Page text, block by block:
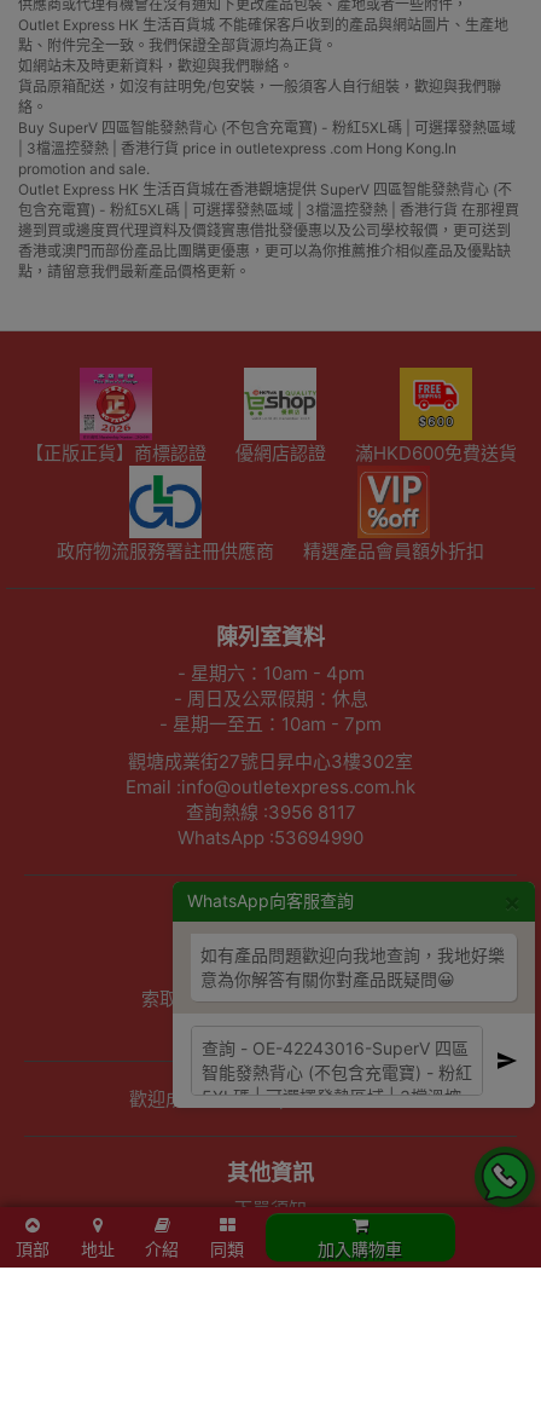
供應商或代理有機會在沒有通知下更改產品包裝、產地或者一些附件，
Outlet Express HK 生活百貨城 不能確保客戶收到的產品與網站圖片、生產地
點、附件完全一致。我們保證全部貨源均為正貨。
如網站未及時更新資料，歡迎與我們聯絡。
貨品原箱配送，如沒有註明免/包安裝，一般須客人自行組裝，歡迎與我們聯
絡。
Buy SuperV 四區智能發熱背心 (不包含充電寶) - 粉紅5XL碼 | 可選擇發熱區域
| 3檔溫控發熱 | 香港行貨 price in outletexpress .com Hong Kong.In
promotion and sale.
Outlet Express HK 生活百貨城在香港觀塘提供 SuperV 四區智能發熱背心 (不
包含充電寶) - 粉紅5XL碼 | 可選擇發熱區域 | 3檔溫控發熱 | 香港行貨 在那裡買
邊到買或邊度買代理資料及價錢實惠借批發優惠以及公司學校報價，更可送到
香港或澳門而部份產品比團購更優惠，更可以為你推薦推介相似產品及優點缺
點，請留意我們最新產品價格更新。
WhatsApp向客服查詢
如有產品問題歡迎向我地查詢，我地好樂
意為你解答有關你對產品既疑問😀
頂部 地址 介紹 同類 加入購物車
【正版正貨】商標認證 優網店認證 滿HKD600免費送貨
政府物流服務署註冊供應商 精選產品會員額外折扣
陳列室資料
- 星期六：10am - 4pm
- 周日及公眾假期：休息
- 星期一至五：10am - 7pm
觀塘成業街27號日昇中心3樓302室
Email :info@outletexpress.com.hk
查詢熱線 :3956 8117
WhatsApp :53694990
商店資訊
聯絡我們
關於我們
索取報價 公司、學校或機構採購
以公司採購卡(P卡)付款
歡迎成為Outlet Express HK供應商
其他資訊
下單須知
隱私權及條款聲明
保養條款及更換政策